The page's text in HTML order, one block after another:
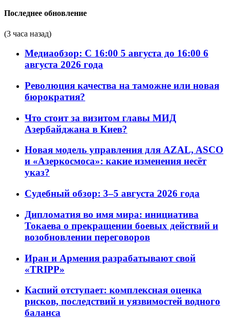
Последнее обновление
(3 часа назад)
Медиаобзор: С 16:00 5 августа до 16:00 6
августа 2026 года
Революция качества на таможне или новая
бюрократия?
Что стоит за визитом главы МИД
Азербайджана в Киев?
Новая модель управления для AZAL, ASCO
и «Азеркосмоса»: какие изменения несёт
указ?
Судебный обзор: 3–5 августа 2026 года
Дипломатия во имя мира: инициатива
Токаева о прекращении боевых действий и
возобновлении переговоров
Иран и Армения разрабатывают свой
«TRIPP»
Каспий отступает: комплексная оценка
рисков, последствий и уязвимостей водного
баланса